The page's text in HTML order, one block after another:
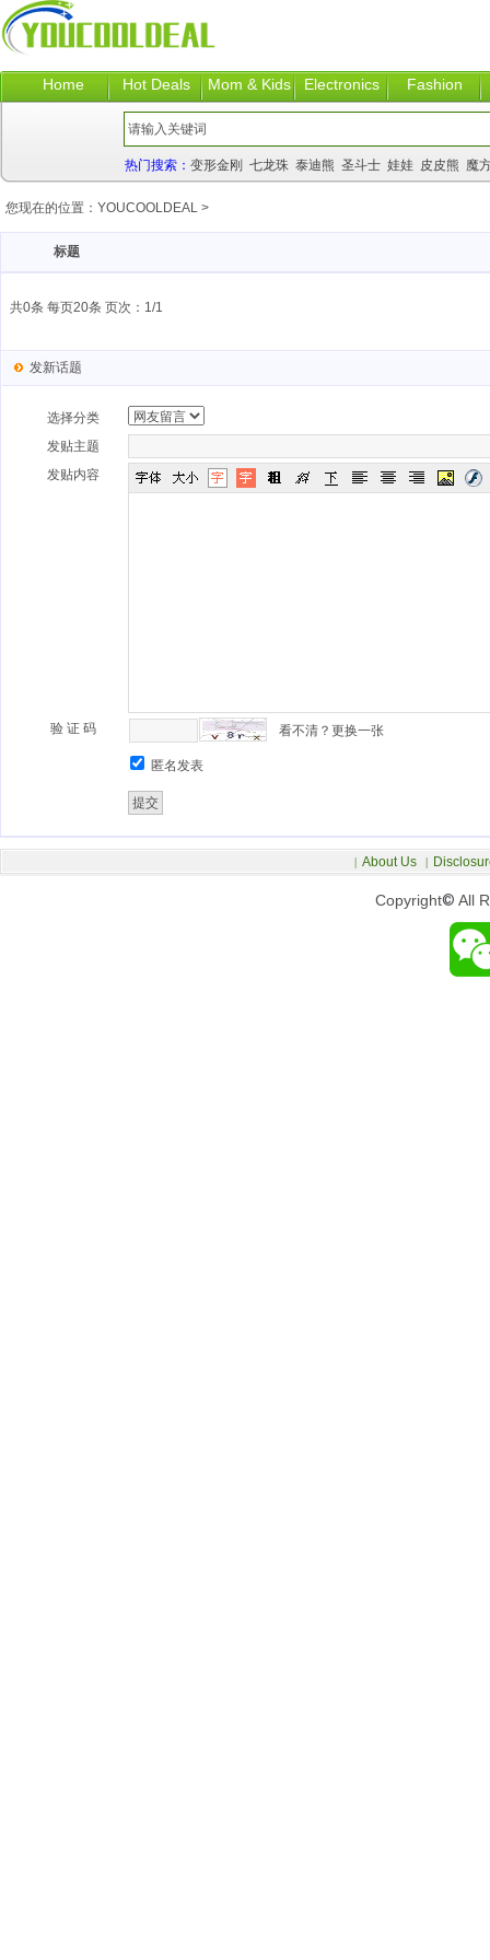
Home Hot Deals Mom & Kids Electronics Fashion
热门搜索： 变形金刚 七龙珠 泰迪熊 圣斗士 娃娃 皮皮熊 魔
您现在的位置： YOUCOOLDEAL >
标题
共0条 每页20条 页次：1/1
发新话题
选择分类
发贴主题
发贴内容
验 证 码 看不清？更换一张
匿名发表
Copyright© All
| About Us |